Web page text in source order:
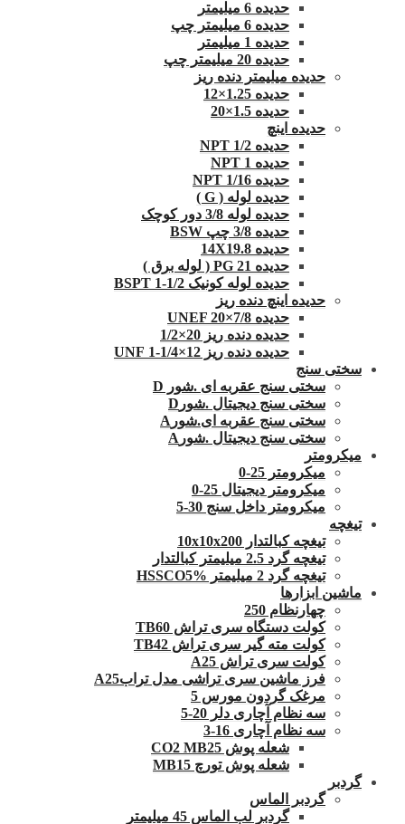
حدیده 6 میلیمتر
حدیده 6 میلیمتر چپ
حدیده 1 میلیمتر
حدیده 20 میلیمتر چپ
حدیده میلیمتر دنده ریز
حدیده 1.25×12
حدیده 1.5×20
حدیده اینچ
حدیده 1/2 NPT
حدیده NPT 1
حدیده 1/16 NPT
حدیده لوله ( G )
حدیده لوله 3/8 دور کوچک
حدیده 3/8 چپ BSW
حدیده 14X19.8
حدیده 21 PG ( لوله برق )
حدیده لوله کونیک 1/2-1 BSPT
حدیده اینچ دنده ریز
حدیده UNEF 20×7/8
حدیده دنده ریز 20×1/2
حدیده دنده ریز 12×1/4-1 UNF
سختی سنج
سختی سنج عقربه ای .شور D
سختی سنج دیجیتال .شورD
سختی سنج عقربه ای.شورA
سختی سنج دیجیتال .شورA
میکرومتر
میکرومتر 25-0
میکرومتر دیجیتال 25-0
میکرومتر داخل سنج 30-5
تیغچه
تیغچه کبالتدار 10x10x200
تیغچه گرد 2.5 میلیمتر کبالتدار
تیغچه گرد 2 میلیمتر HSSCO5%
ماشین ابزارها
چهارنظام 250
کولت دستگاه سری تراش TB60
کولت مته گیر سری تراش TB42
کولت سری تراش A25
فرز ماشین سری تراشی مدل ترابA25
مرغک گردون مورس 5
سه نظام آچاری دلر 20-5
سه نظام آچاری 16-3
شعله پوش CO2 MB25
شعله پوش تورچ MB15
گردبر
گردبر الماس
گردبر لب الماس 45 میلیمتر